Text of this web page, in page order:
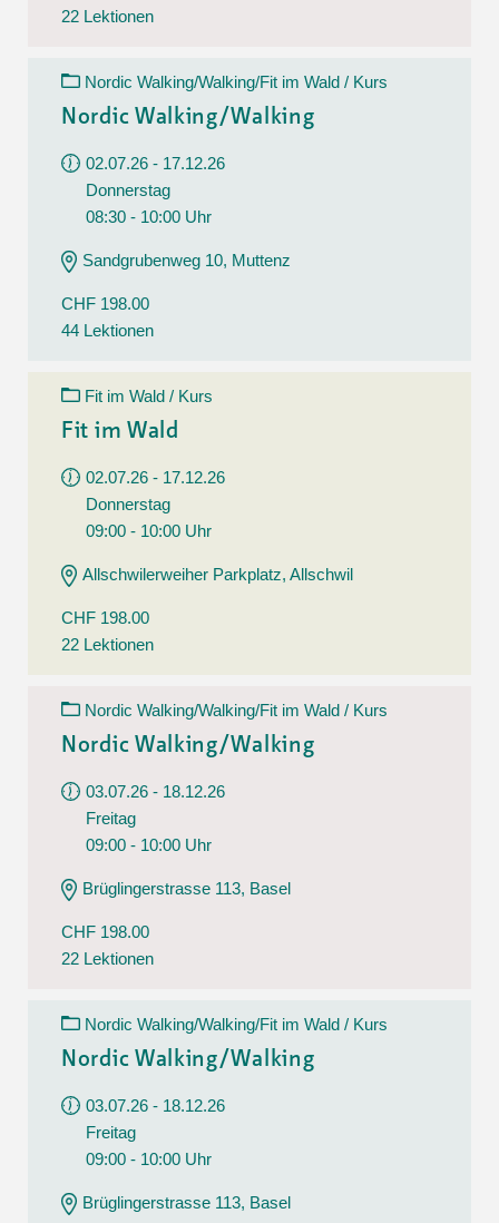
22 Lektionen
Nordic Walking/Walking/Fit im Wald / Kurs
Nordic Walking/Walking
02.07.26 - 17.12.26
Donnerstag
08:30 - 10:00 Uhr
Sandgrubenweg 10, Muttenz
CHF 198.00
44 Lektionen
Fit im Wald / Kurs
Fit im Wald
02.07.26 - 17.12.26
Donnerstag
09:00 - 10:00 Uhr
Allschwilerweiher Parkplatz, Allschwil
CHF 198.00
22 Lektionen
Nordic Walking/Walking/Fit im Wald / Kurs
Nordic Walking/Walking
03.07.26 - 18.12.26
Freitag
09:00 - 10:00 Uhr
Brüglingerstrasse 113, Basel
CHF 198.00
22 Lektionen
Nordic Walking/Walking/Fit im Wald / Kurs
Nordic Walking/Walking
03.07.26 - 18.12.26
Freitag
09:00 - 10:00 Uhr
Brüglingerstrasse 113, Basel